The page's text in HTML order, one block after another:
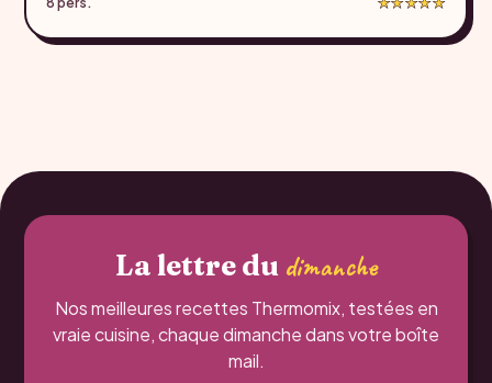
La lettre du dimanche
Nos meilleures recettes Thermomix, testées en
vraie cuisine, chaque dimanche dans votre boîte
mail.